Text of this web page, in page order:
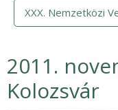
XXX. Nemzetközi
2011.
Kolozsvár